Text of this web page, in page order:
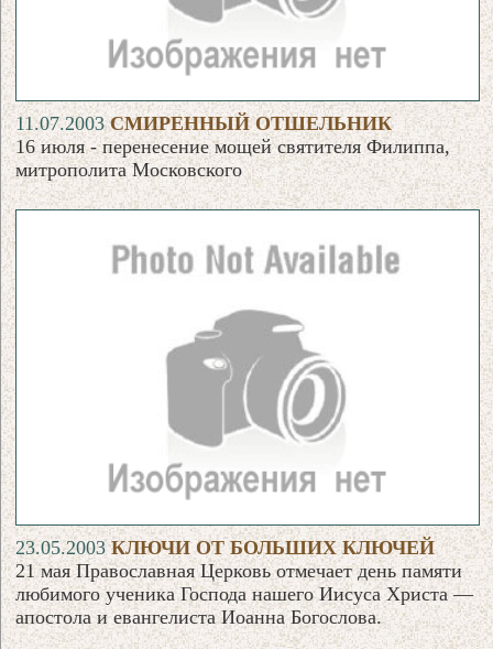
11.07.2003СМИРЕННЫЙ ОТШЕЛЬНИК
16 июля - перенесение мощей святителя Филиппа,
митрополита Московского
23.05.2003КЛЮЧИ ОТ БОЛЬШИХ КЛЮЧЕЙ
21 мая Православная Церковь отмечает день памяти
любимого ученика Господа нашего Иисуса Христа —
апостола и евангелиста Иоанна Богослова.